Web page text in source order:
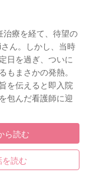
療を経て、待望の
ん。しかし、当時
日を過ぎ、ついに
もまさかの発熱。
を伝えると即入院
包んだ看護師に迎
ら読む
読む